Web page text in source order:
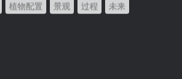
植物配置 景观 过程 未来